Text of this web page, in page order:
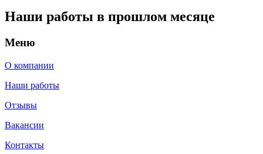
Наши работы в прошлом месяце
Меню
О компании
Наши работы
Отзывы
Вакансии
Контакты